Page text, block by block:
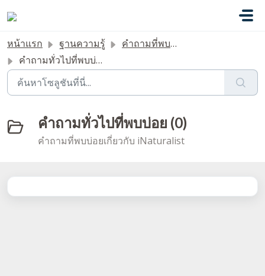
หน้าแรก ฐานความรู้
คำถามที่พบบ่อย
คำถามทั่วไปที่พบบ่อย
คำถามทั่วไปที่พบบ่อย (0)
คำถามที่พบบ่อยเกี่ยวกับ iNaturalist